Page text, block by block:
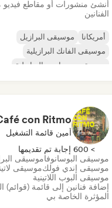
أنشئ منشورات أو مقاطع فيديو
الفنانين
أمريكانا
موسيقى البرازيل
موسيقى الفانك البرازيلية
موسيقى سيرتانيجو البرازيلية
موسيقى الراب السحابية/الهيب
إلكترونيكا con Ritmo
أمين قائمة التشغيل
> 600 إجابة تم تقديمها
موسيقى البوسانوفاموسيقى
موسيقى إندي فولكموسيقى
موسيقى البوب اللاتينية
إضافة فنانين إلى قائمة (قوائم)
المؤثرة الخاصة بي